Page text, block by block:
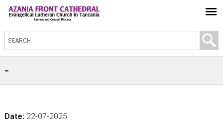
S
e
t
-
Date: 22-07-2025